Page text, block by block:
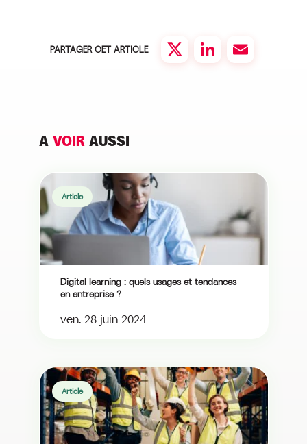
PARTAGER CET ARTICLE
A VOIRAUSSI
Article
Digital learning : quels usages et tendances
en entreprise ?
ven. 28 juin 2024
Article